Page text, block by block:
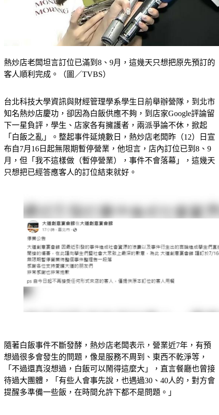
客人順利完成。（圖／TVBS）
知名熱炒店慶功，卻因為白飯供應不夠，到店家Google評論留
下一星負評，學生、店家各有擁護者，兩派爭論不休，掀起
「白飯之亂」。整起事件延燒數日，熱炒店老闆昨（12）日宣
布自7月16日起無限期暫停營業，他坦言，店內訂位已到8、9
月，但「我不這樣做（暫停營業），事件不會落幕」，這幾天
只想把已經答應客人的訂位結束就好。
想過很多會發生的問題，像是服務不周到、東西不乾淨等，
「不過還真沒想過，白飯可以鬧得這麼大」，直言餐廳也曾接
待過大團體，「有些人會事先說，也遇過30、40人的，對方會
提醒多準備一些飯，在時間允許下都不是問題。」